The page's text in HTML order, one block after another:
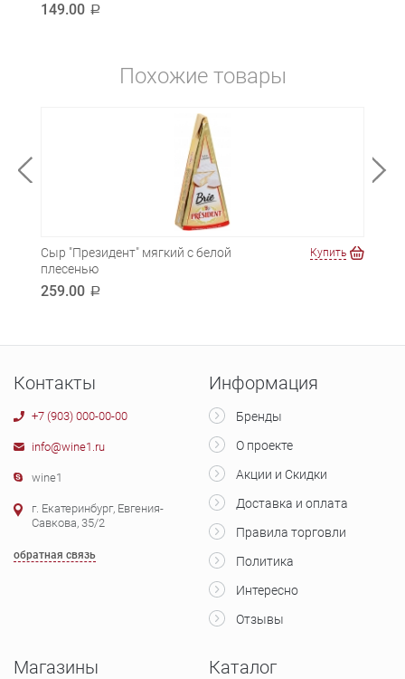
149.00 a
Похожие товары
Сыр "Президент" мягкий с белой
плесенью
259.00 a
Купить
Контакты
+7 (903) 000-00-00
info@wine1.ru
wine1
г. Екатеринбург, Евгения-
Савкова, 35/2
обратная связь
Информация
Бренды
О проекте
Акции и Скидки
Доставка и оплата
Правила торговли
Политика
Интересно
Отзывы
Магазины Каталог